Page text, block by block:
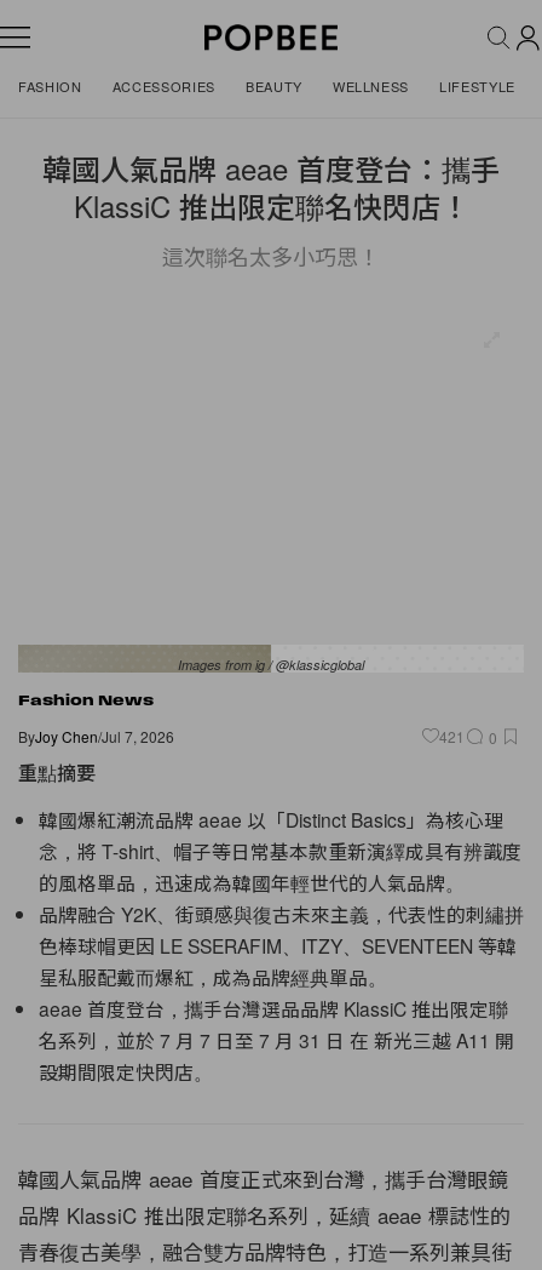
FASHION ACCESSORIES BEAUTY WELLNESS LIFESTYLE
韓國人氣品牌 aeae 首度登台：攜手
KlassiC 推出限定聯名快閃店！
這次聯名太多小巧思！
Images from ig / @klassicglobal
Fashion News
ByJoy Chen/Jul 7, 2026 421 0
重點摘要
韓國爆紅潮流品牌 aeae 以「Distinct Basics」為核心理
念，將 T-shirt、帽子等日常基本款重新演繹成具有辨識度
的風格單品，迅速成為韓國年輕世代的人氣品牌。
品牌融合 Y2K、街頭感與復古未來主義，代表性的刺繡拼
色棒球帽更因 LE SSERAFIM、ITZY、SEVENTEEN 等韓
星私服配戴而爆紅，成為品牌經典單品。
aeae 首度登台，攜手台灣選品品牌 KlassiC 推出限定聯
名系列，並於 7 月 7 日至 7 月 31 日 在 新光三越 A11 開
設期間限定快閃店。
韓國人氣品牌 aeae 首度正式來到台灣，攜手台灣眼鏡
品牌 KlassiC 推出限定聯名系列，延續 aeae 標誌性的
青春復古美學，融合雙方品牌特色，打造一系列兼具街